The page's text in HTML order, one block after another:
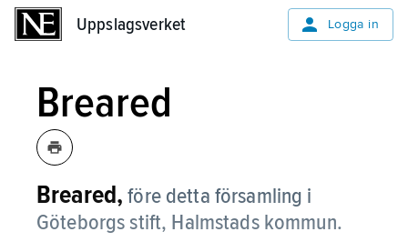
Uppslagsverket Logga in
Breared
Breared, före detta församling i
Göteborgs stift, Halmstads kommun.